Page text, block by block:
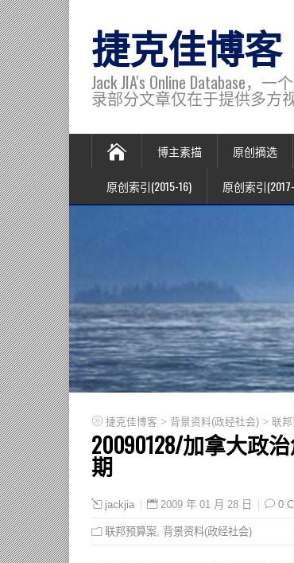
捷克佳博客
Jack JIA's Online Database
录部分文章仅在于提供多方
博主素描 原创摘选
原创索引(2015-16) 原创索引
捷克佳博客 > 背景资料(政经社会) > 联
20090128/加拿大政
期
jackjia 2009 年 01 月 28 日 0
联邦预算案 背景资料(政经社会)